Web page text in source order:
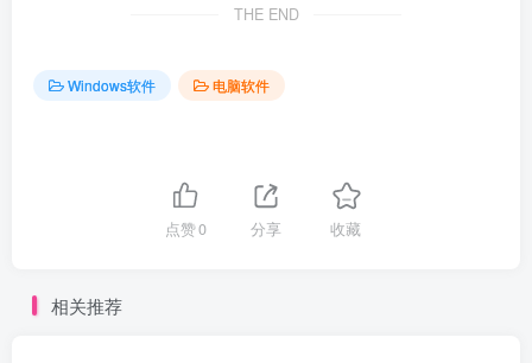
THE END
Windows软件 电脑软件
点赞0 分享 收藏
相关推荐